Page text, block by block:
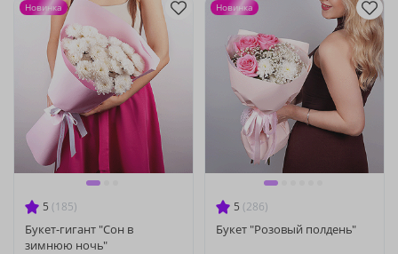
5 (185)
Букет-гигант "Сон в
зимнюю ночь"
Новинка
5 (286)
Букет "Розовый полдень"
Новинка